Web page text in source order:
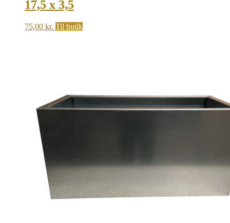
17,5 x 3,5
75,00 kr. Til butik